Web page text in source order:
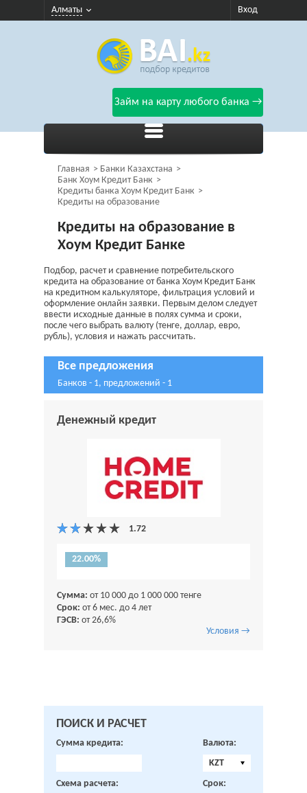
Алматы Вход
Займ на карту любого банка →
Главная
Банки Казахстана
Банк Хоум Кредит Банк
Кредиты банка Хоум Кредит Банк
Кредиты на образование
Кредиты на образование в
Хоум Кредит Банке
Подбор, расчет и сравнение потребительского
кредита на образование от банка Хоум Кредит Банк
на кредитном калькуляторе, фильтрация условий и
оформление онлайн заявки. Первым делом следует
ввести исходные данные в полях сумма и сроки,
после чего выбрать валюту (тенге, доллар, евро,
рубль), условия и нажать рассчитать.
Все предложения
Банков - 1, предложений - 1
Денежный кредит
22.00%
Сумма: от 10 000 до 1 000 000 тенге
Срок: от 6 мес. до 4 лет
ГЭСВ: от 26,6%
Условия →
ПОИСК И РАСЧЕТ
Сумма кредита:
Валюта:
KZT
Схема расчета:
Срок: